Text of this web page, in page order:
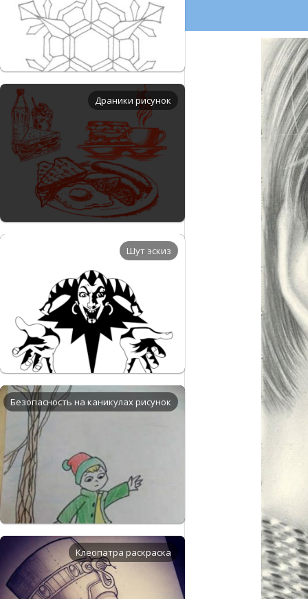
Драники рисунок
Шут эскиз
Безопасность на каникулах рисунок
Клеопатра раскраска